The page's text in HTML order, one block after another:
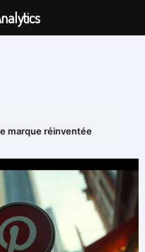
marque réinventée